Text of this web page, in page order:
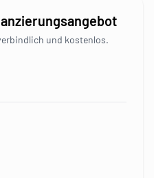
und kostenlos.